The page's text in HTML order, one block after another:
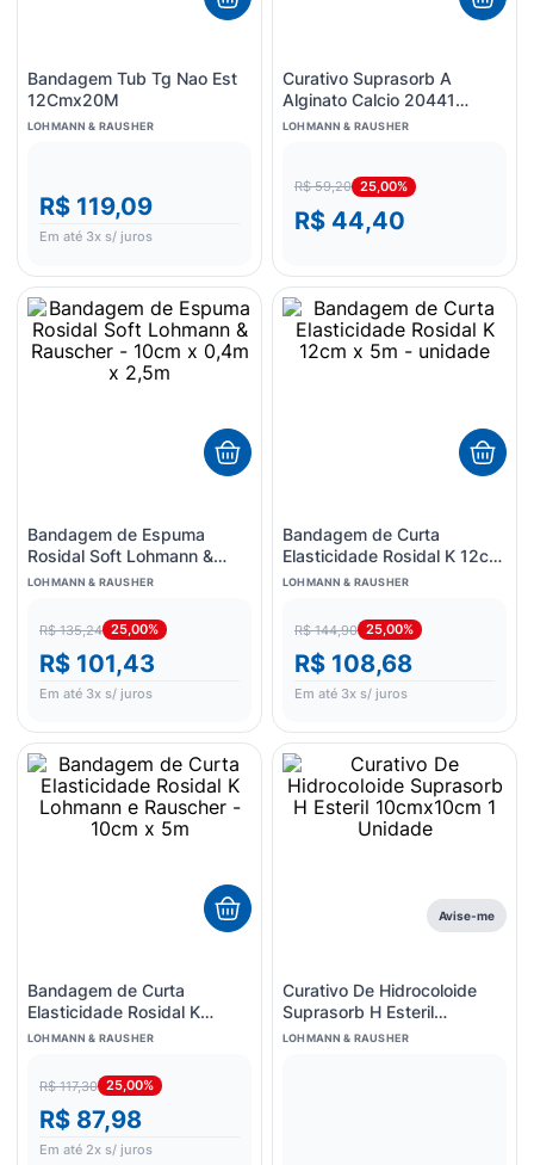
Bandagem Tub Tg Nao Est
12Cmx20M
LOHMANN & RAUSHER
R$ 119,09
Em até 3x s/ juros
Curativo Suprasorb A
Alginato Calcio 20441
10x10cm - unidade
LOHMANN & RAUSHER
R$ 59,20 25,00%
R$ 44,40
Bandagem de Espuma
Rosidal Soft Lohmann &
Rauscher - 10cm x 0,4m x
LOHMANN & RAUSHER
R$ 135,24 25,00%
R$ 101,43
Em até 3x s/ juros
Bandagem de Curta
Elasticidade Rosidal K 12cm
x 5m - unidade
LOHMANN & RAUSHER
R$ 144,90 25,00%
R$ 108,68
Em até 3x s/ juros
Bandagem de Curta
Elasticidade Rosidal K
Lohmann e Rauscher - 10cm
LOHMANN & RAUSHER
R$ 117,30 25,00%
R$ 87,98
Em até 2x s/ juros
Avise-me
Curativo De Hidrocoloide
Suprasorb H Esteril
10cmx10cm 1 Unidade
LOHMANN & RAUSHER